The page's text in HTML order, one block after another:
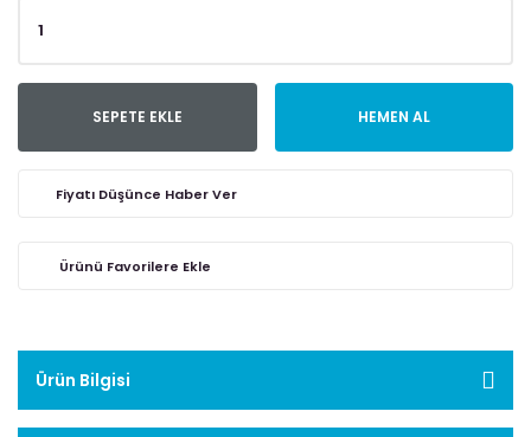
SEPETE EKLE HEMEN AL
Fiyatı Düşünce Haber Ver
Ürün Bilgisi